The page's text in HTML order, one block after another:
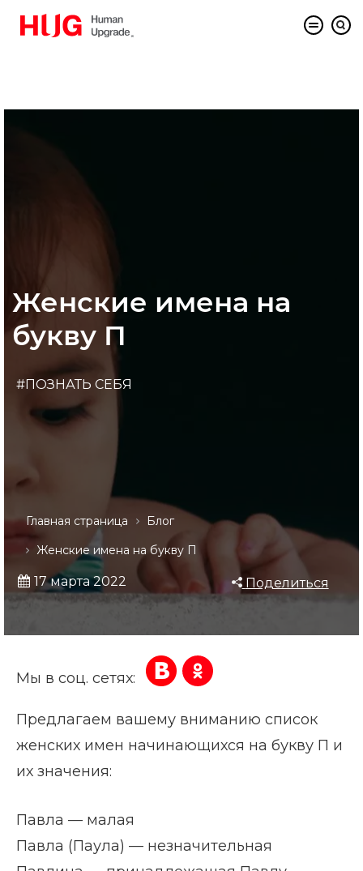
Главная страница
Блог
Женские имена на букву П
Женские имена на
букву П
#ПОЗНАТЬ СЕБЯ
17 марта 2022 Поделиться
Мы в соц. сетях:
Предлагаем вашему вниманию список
женских имен начинающихся на букву П и
их значения:
Павла — малая
Павла (Паула) — незначительная